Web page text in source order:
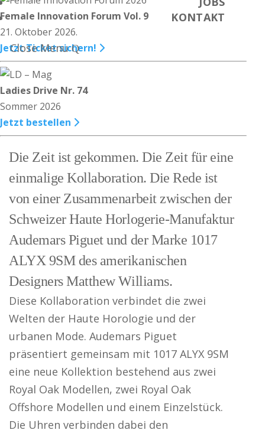
KONTAKT
Close Menu
Female Innovation Forum Vol. 9
21. Oktober 2026.
Jetzt Ticket sichern!
Ladies Drive Nr. 74
Sommer 2026
Jetzt bestellen
Die Zeit ist gekommen. Die Zeit für eine
einmalige Kollaboration. Die Rede ist
von einer Zusammenarbeit zwischen der
Schweizer Haute Horlogerie-Manufaktur
Audemars Piguet und der Marke 1017
ALYX 9SM des amerikanischen
Designers Matthew Williams.
Diese Kollaboration verbindet die zwei
Welten der Haute Horologie und der
urbanen Mode. Audemars Piguet
präsentiert gemeinsam mit 1017 ALYX 9SM
eine neue Kollektion bestehend aus zwei
Royal Oak Modellen, zwei Royal Oak
Offshore Modellen und einem Einzelstück.
Die Uhren verbinden dabei den